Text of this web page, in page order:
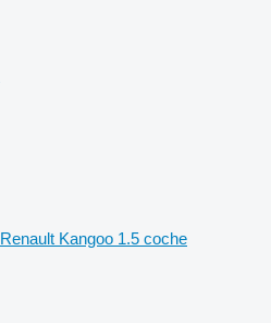
Renault Kangoo 1.5 coche